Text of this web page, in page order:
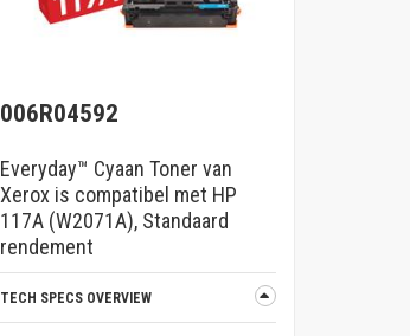
006R04592
Everyday™ Cyaan Toner van
Xerox is compatibel met HP
117A (W2071A), Standaard
rendement
TECH SPECS OVERVIEW